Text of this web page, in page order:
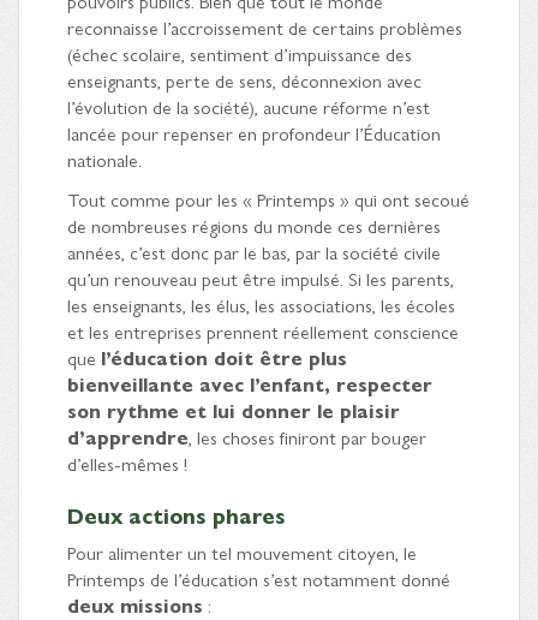
reconnaisse l’accroissement de certains problèmes
(échec scolaire, sentiment d’impuissance des
enseignants, perte de sens, déconnexion avec
l’évolution de la société), aucune réforme n’est
lancée pour repenser en profondeur l’Éducation
nationale.
Tout comme pour les « Printemps » qui ont secoué
de nombreuses régions du monde ces dernières
années, c’est donc par le bas, par la société civile
qu’un renouveau peut être impulsé. Si les parents,
les enseignants, les élus, les associations, les écoles
et les entreprises prennent réellement conscience
que l’éducation doit être plus
bienveillante avec l’enfant, respecter
son rythme et lui donner le plaisir
d’apprendre, les choses finiront par bouger
d’elles-mêmes !
Deux actions phares
Pour alimenter un tel mouvement citoyen, le
Printemps de l’éducation s’est notamment donné
deux missions :